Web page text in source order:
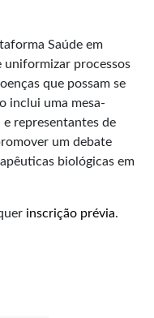
Saúde em
uniformizar processos
que possam se
inclui uma mesa-
e representantes de
um debate
biológicas em
inscrição prévia.